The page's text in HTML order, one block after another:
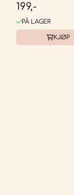
199,-
PÅ LAGER
KJØP